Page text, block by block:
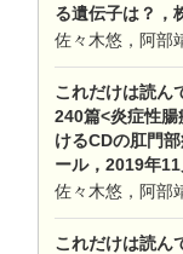
る遺伝子は？，
佐々木悠，阿部
これだけは読ん
240篇<炎症性
けるCDの肛門
ール，2019年11
佐々木悠，阿部
これだけは読ん